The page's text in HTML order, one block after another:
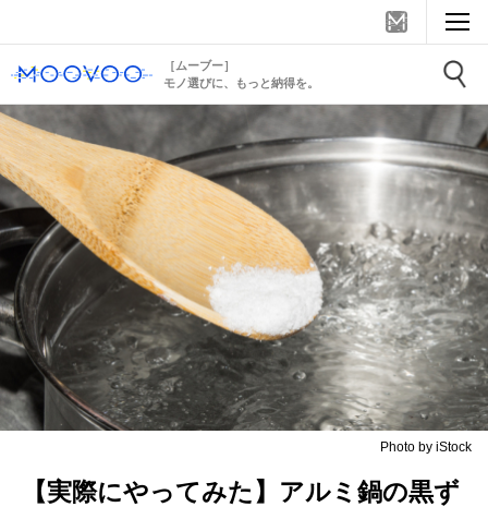
［ムーブー］
モノ選びに、もっと納得を。
Photo by iStock
【実際にやってみた】アルミ鍋の黒ず